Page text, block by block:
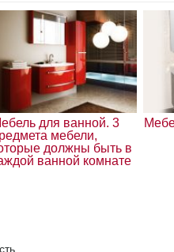
для ванной. 3
мебели,
должны быть в
ванной комнате